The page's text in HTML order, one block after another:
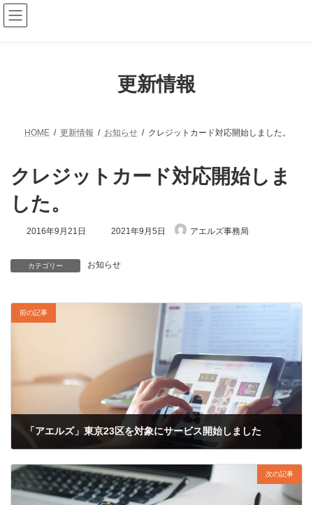
コ
ン
テ
ン
ナ
ビ
ゲ
ー
更新情報
HOME 更新情報 お知らせ クレジットカード対応開始しました。
クレジットカード対応開始しま
した。
2016年9月21日
最
新
2021年9月5日 アエルズ事務局
カテゴリー お知らせ
前の記事
「アエルズ」東京23区を対象にサービス開始しました
次の記事